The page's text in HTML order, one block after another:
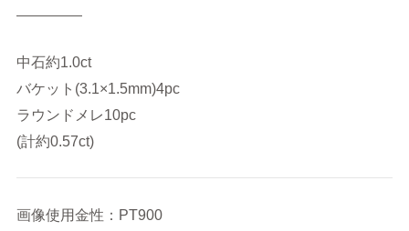
中石約1.0ct
バケット(3.1×1.5mm)4pc
ラウンドメレ10pc
(計約0.57ct)
画像使用金性：PT900